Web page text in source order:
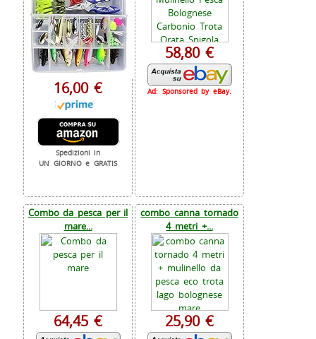
16,00 €
Spedizioni in
UN GIORNO e GRATIS
58,80 €
Ad: Sponsored by eBay.
Combo da pesca per il
mare...
64,45 €
combo canna tornado
4 metri +...
25,90 €